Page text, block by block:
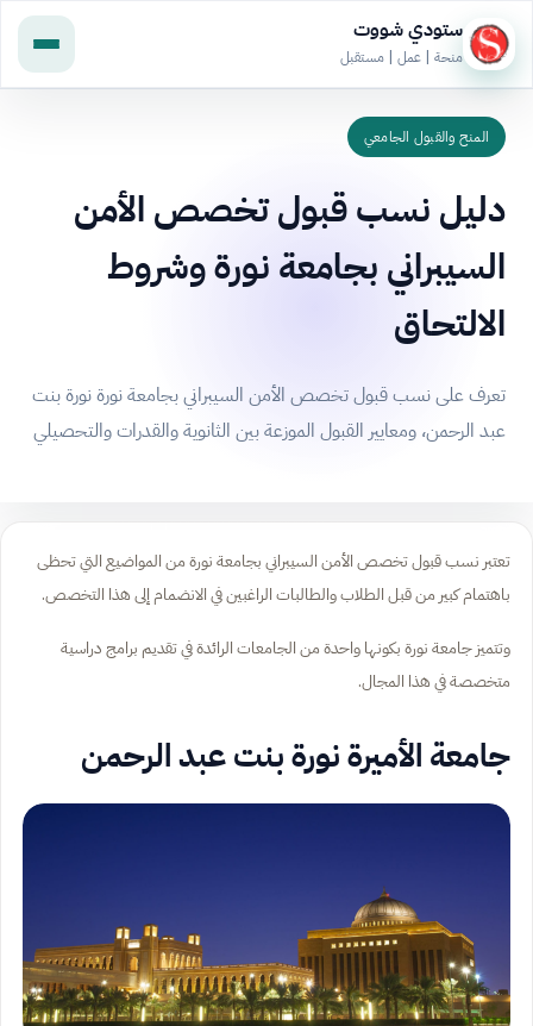
ستودي شووت
منحة | عمل | مستقبل
المنح والقبول الجامعي
دليل نسب قبول تخصص الأمن
السيبراني بجامعة نورة وشروط
الالتحاق
تعرف على نسب قبول تخصص الأمن السيبراني بجامعة نورة نورة بنت
عبد الرحمن، ومعايير القبول الموزعة بين الثانوية والقدرات والتحصيلي
تعتبر نسب قبول تخصص الأمن السيبراني بجامعة نورة من المواضيع التي تحظى
باهتمام كبير من قبل الطلاب والطالبات الراغبين في الانضمام إلى هذا التخصص.
وتتميز جامعة نورة بكونها واحدة من الجامعات الرائدة في تقديم برامج دراسية
متخصصة في هذا المجال.
جامعة الأميرة نورة بنت عبد الرحمن